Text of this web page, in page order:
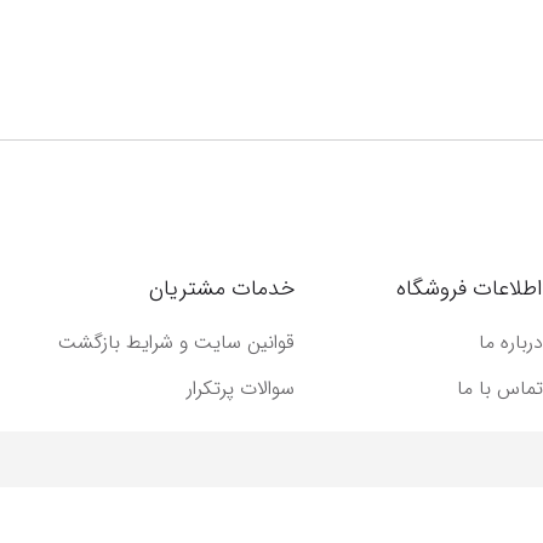
اطلاعات فروشگاه
درباره ما
تماس با ما
خدمات مشتریان
قوانین سایت و شرایط بازگشت
سوالات پرتکرار